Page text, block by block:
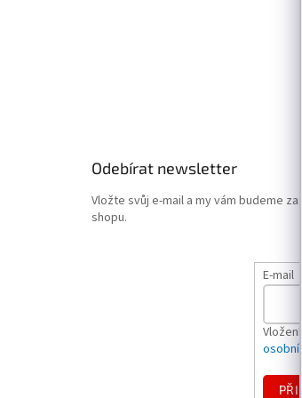
Odebírat newsletter
Vložte svůj e-mail a my vám budeme
shopu.
E-mail